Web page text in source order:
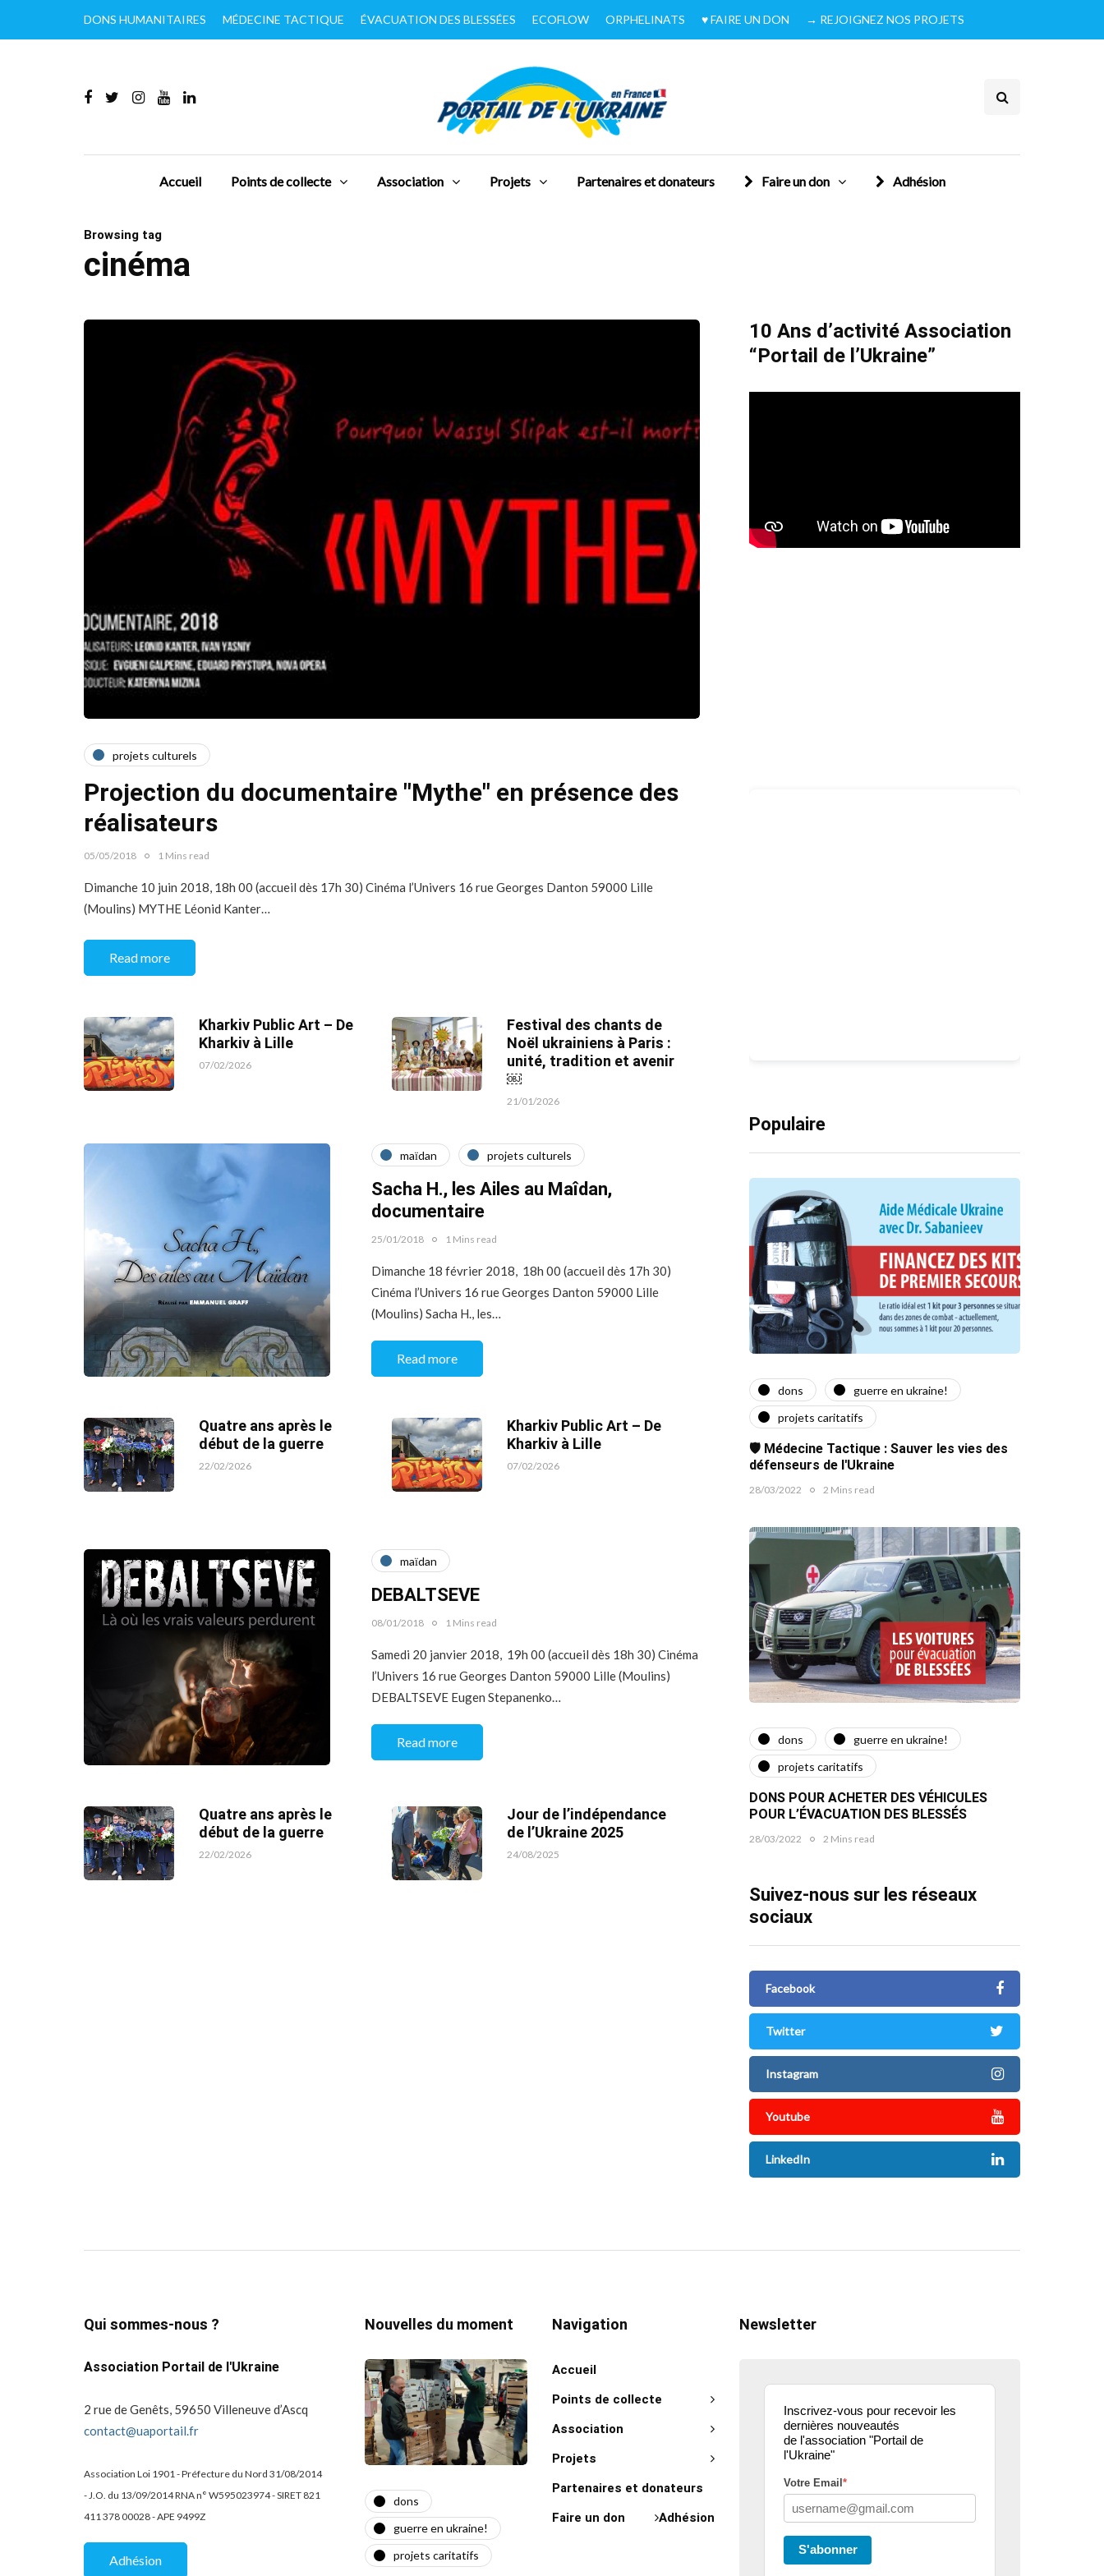
DONS HUMANITAIRES MÉDECINE TACTIQUE ÉVACUATION DES BLESSÉES ECOFLOW ORPHELINATS ♥︎ FAIRE UN DON → REJOIGNEZ NOS PROJETS
Accueil Points de collecte Association Projets Partenaires et donateurs Adhésion
Faire un don
Browsing tag
cinéma
projets culturels
Projection du documentaire "Mythe" en présence des
réalisateurs
05/05/2018 1 Mins read
Dimanche 10 juin 2018, 18h 00 (accueil dès 17h 30) Cinéma l’Univers 16 rue Georges Danton 59000 Lille
(Moulins) MYTHE Léonid Kanter…
Read more
Kharkiv Public Art – De
Kharkiv à Lille
07/02/2026
Festival des chants de
Noël ukrainiens à Paris :
unité, tradition et avenir
￼
21/01/2026
maїdan projets culturels
Sacha H., les Ailes au Maîdan,
documentaire
25/01/2018 1 Mins read
Dimanche 18 février 2018, 18h 00 (accueil dès 17h 30)
Cinéma l’Univers 16 rue Georges Danton 59000 Lille
(Moulins) Sacha H., les…
Read more
Quatre ans après le
début de la guerre
22/02/2026
Kharkiv Public Art – De
Kharkiv à Lille
07/02/2026
maїdan
DEBALTSEVE
08/01/2018 1 Mins read
Samedi 20 janvier 2018, 19h 00 (accueil dès 18h 30) Cinéma
l’Univers 16 rue Georges Danton 59000 Lille (Moulins)
DEBALTSEVE Eugen Stepanenko…
Read more
Quatre ans après le
début de la guerre
22/02/2026
Jour de l’indépendance
de l’Ukraine 2025
24/08/2025
10 Ans d’activité Association
“Portail de l’Ukraine”
Populaire
dons
guerre en ukraine!
projets caritatifs
🛡️ Médecine Tactique : Sauver les vies des
défenseurs de l'Ukraine
28/03/2022 2 Mins read
dons
guerre en ukraine!
projets caritatifs
DONS POUR ACHETER DES VÉHICULES
POUR L’ÉVACUATION DES BLESSÉS
28/03/2022 2 Mins read
Suivez-nous sur les réseaux
sociaux
Facebook
Twitter
Instagram
Youtube
LinkedIn
Qui sommes-nous ?
Association Portail de l'Ukraine
2 rue de Genêts, 59650 Villeneuve d’Ascq
contact@uaportail.fr
Association Loi 1901 - Préfecture du Nord 31/08/2014
- J.O. du 13/09/2014 RNA n° W595023974 - SIRET 821
411 378 00028 - APE 9499Z
Adhésion
Nouvelles du moment
actualité
Kharkiv Public Art –
dons
dons
guerre en ukraine!
projets caritatifs
"Ça leur donne de la
actualité
Kharkiv Public Art –
Navigation
Accueil
Points de collecte
Association
Projets
Partenaires et donateurs
Adhésion
Faire un don
Newsletter
Inscrivez-vous pour recevoir les
dernières nouveautés
de l'association "Portail de
l'Ukraine"
Votre Email *
S'abonner